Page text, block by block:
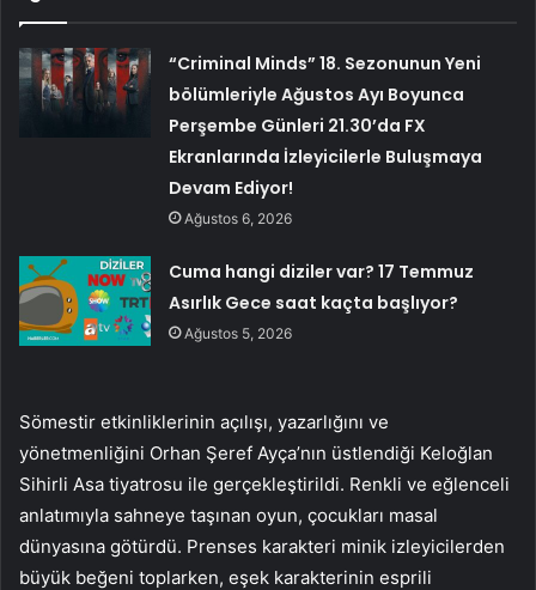
“Criminal Minds” 18. Sezonunun Yeni
bölümleriyle Ağustos Ayı Boyunca
Perşembe Günleri 21.30’da FX
Ekranlarında İzleyicilerle Buluşmaya
Devam Ediyor!
Ağustos 6, 2026
Cuma hangi diziler var? 17 Temmuz
Asırlık Gece saat kaçta başlıyor?
Ağustos 5, 2026
Sömestir etkinliklerinin açılışı, yazarlığını ve
yönetmenliğini Orhan Şeref Ayça’nın üstlendiği Keloğlan
Sihirli Asa tiyatrosu ile gerçekleştirildi. Renkli ve eğlenceli
anlatımıyla sahneye taşınan oyun, çocukları masal
dünyasına götürdü. Prenses karakteri minik izleyicilerden
büyük beğeni toplarken, eşek karakterinin esprili